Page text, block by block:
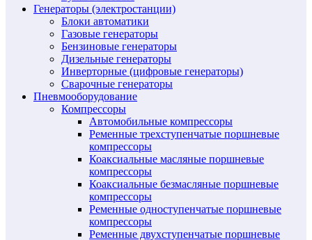
Генераторы (электростанции)
Блоки автоматики
Газовые генераторы
Бензиновые генераторы
Дизельные генераторы
Инверторные (цифровые генераторы)
Сварочные генераторы
Пневмооборудование
Компрессоры
Автомобильные компрессоры
Ременные трехступенчатые поршневые
компрессоры
Коаксиальные масляные поршневые
компрессоры
Коаксиальные безмасляные поршневые
компрессоры
Ременные одноступенчатые поршневые
компрессоры
Ременные двухступенчатые поршневые